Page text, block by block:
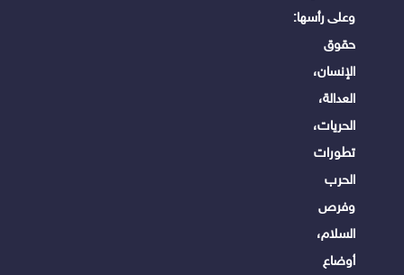
وعلى رأسها:
حقوق
الإنسان،
العدالة،
الحريات،
تطورات
الحرب
وفرص
السلام،
أوضاع